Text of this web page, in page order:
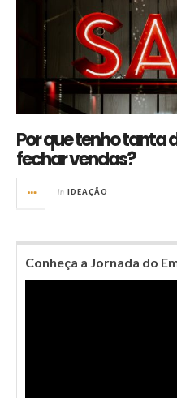
Por que tenho tanta
fechar vendas?
in IDEAÇÃO
Conheça a Jornada do